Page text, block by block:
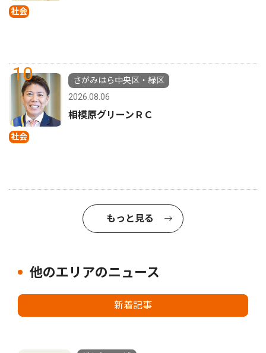
社会
10
社会
さがみはら中央区・緑区
2026.08.06
相模原グリーンＲＣ
もっと見る
他のエリアのニュース
新着記事